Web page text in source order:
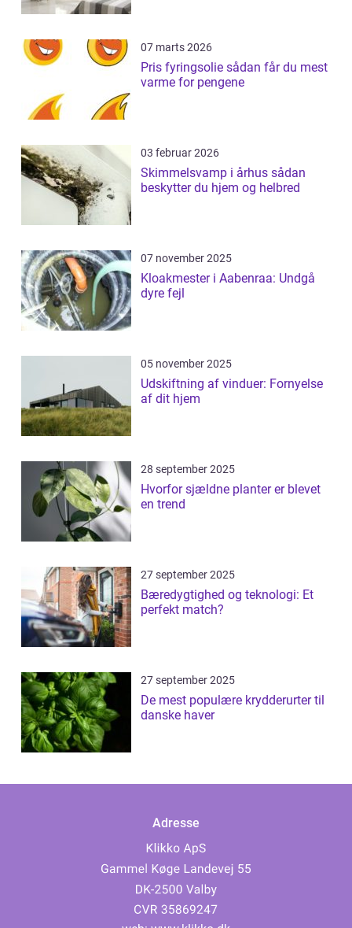
07 marts 2026
Pris fyringsolie sådan får du mest
varme for pengene
03 februar 2026
Skimmelsvamp i århus sådan
beskytter du hjem og helbred
07 november 2025
Kloakmester i Aabenraa: Undgå
dyre fejl
05 november 2025
Udskiftning af vinduer: Fornyelse
af dit hjem
28 september 2025
Hvorfor sjældne planter er blevet
en trend
27 september 2025
Bæredygtighed og teknologi: Et
perfekt match?
27 september 2025
De mest populære krydderurter til
danske haver
Adresse